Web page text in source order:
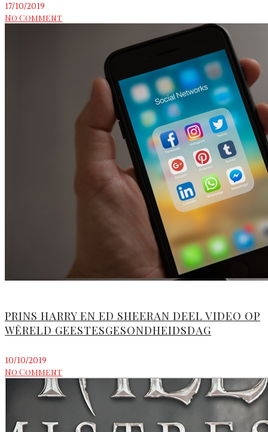
17/10/2019
No Comment
PRINS HARRY EN ED SHEERAN DEEL VIDEO OP
WÊRELD GEESTESGESONDHEIDSDAG
10/10/2019
No Comment